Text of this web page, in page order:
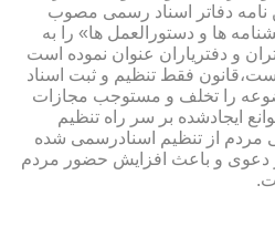
است ولی ماده ۲۹ آیین نامه دفاتر اسناد رسمی مصوب
ها و دستورالعمل ها» را به
و دفتریاران عنوان نموده است
فقط تنظیم و ثبت اسناد
را تخلف و مستوجب مجازات
ایجادشده بر سر راه تنظیم
از تنظیم اسنادرسمی شده
دعوی و باعث افزایش حضور مردم